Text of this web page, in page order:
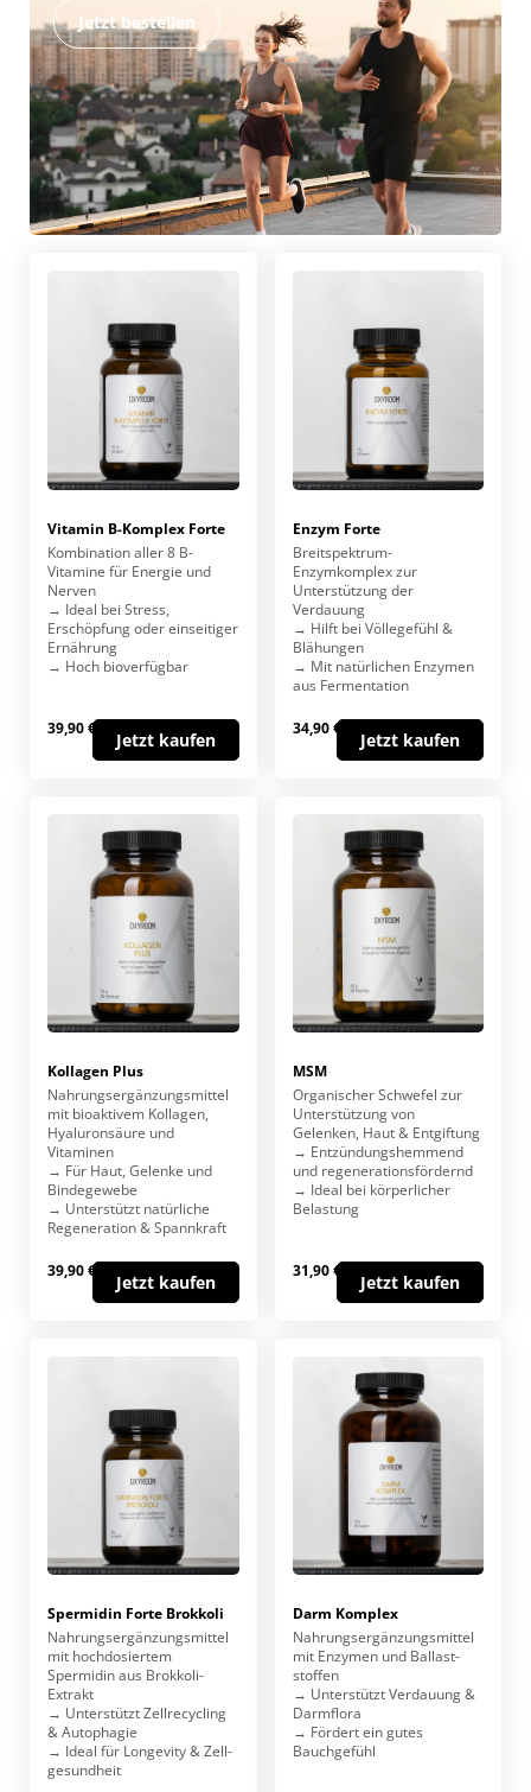
Jetzt bestellen
Vitamin B-Komplex Forte
Kombination aller 8 B-
Vitamine für Energie und
Nerven
→ Ideal bei Stress,
Erschöpfung oder einseitiger
Ernährung
→ Hoch bioverfügbar
39,90 €
Jetzt kaufen
Enzym Forte
Breitspektrum-
Enzymkomplex zur
Unterstützung der
Verdauung
→ Hilft bei Völlegefühl &
Blähungen
→ Mit natürlichen Enzymen
aus Fermentation
34,90 €
Jetzt kaufen
Kollagen Plus
Nahrungs­ergänzungs­mittel
mit bioaktivem Kollagen,
Hyaluron­säure und
Vitaminen
→ Für Haut, Gelenke und
Binde­gewebe
→ Unterstützt natürliche
Regeneration & Spannkraft
39,90 €
Jetzt kaufen
MSM
Organischer Schwefel zur
Unterstützung von
Gelenken, Haut & Entgiftung
→ Entzündungs­hemmend
und regenerations­fördernd
→ Ideal bei körperlicher
Belastung
31,90 €
Jetzt kaufen
Spermidin Forte Brokkoli
Nahrungs­ergänzungs­mittel
mit hochdosiertem
Spermidin aus Brokkoli-
Extrakt
→ Unterstützt Zell­recycling
& Autophagie
→ Ideal für Longevity & Zell­
gesundheit
Darm Komplex
Nahrungs­ergänzungs­mittel
mit Enzymen und Ballast­
stoffen
→ Unterstützt Verdauung &
Darmflora
→ Fördert ein gutes
Bauchgefühl